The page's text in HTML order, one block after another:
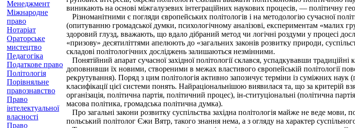
Менеджмент
Міжнародне
право
Нотаріат
Ораторське
мистецтво
Педагогіка
Податкове право
Політологія
Порівняльне
правознавство
Право
інтелектуальної
власності
Право
виникають на основі міжгалузевих інтеграційних наукових процесів, — політичну
Різноманітними є погляди європейських політологів і на методологію сучасної
(опитуванню громадської думки, психологічному аналізові, експериментам «малих
здоровий глузд, вважають, що вдало дібраний метод чи логічні роздуми у процесі
«призову» десятиліттями апелюють до «загальних законів розвитку природи,
складові політологічних досліджень залишаються незмінними.
Понятійний апарат сучасної західної політології склався, успадкувавши
доповнивши їх новими, створеними в межах властивого європейській політології
рекрутування). Поряд з цим політологія активно запозичує терміни із суміжних наук
класифікації цієї системи понять. Найраціональнішою виявилася та, що за критерій
організація, політична партія, політичний процес), ін-ституціональні (політична
масова політика, громадська політична думка).
Про загальні закони розвитку суспільства західна політологія майже не веде мови,
польський політолог Єжи Вятр, такого знання нема, а з огляду на характер